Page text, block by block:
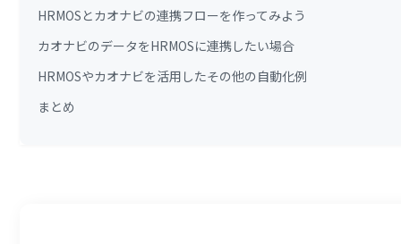
HRMOSとカオナビの連携フローを作ってみよう
カオナビのデータをHRMOSに連携したい場合
HRMOSやカオナビを活用したその他の自動化例
まとめ